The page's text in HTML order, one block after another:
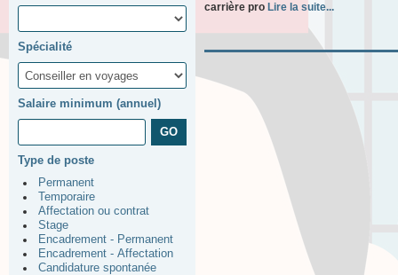
Spécialité
Salaire minimum (annuel)
Type de poste
Permanent
Temporaire
Affectation ou contrat
Stage
Encadrement - Permanent
Encadrement - Affectation
Candidature spontanée
carrière pro Lire la suite...